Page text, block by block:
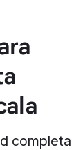
completa